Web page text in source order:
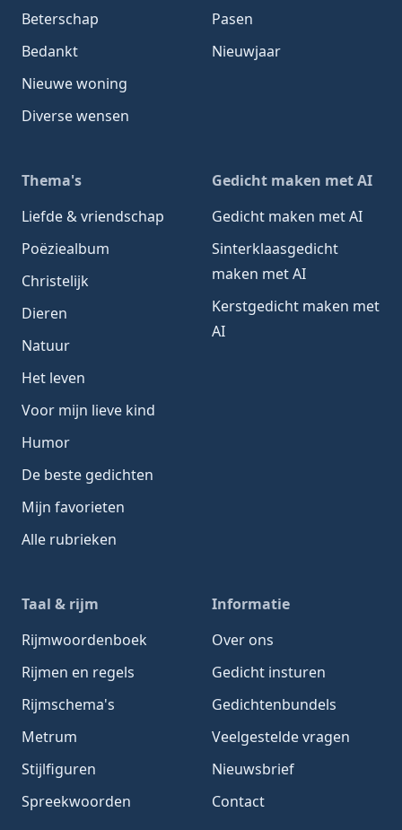
Beterschap
Bedankt
Nieuwe woning
Diverse wensen
Pasen
Nieuwjaar
Thema's
Liefde & vriendschap
Poëziealbum
Christelijk
Dieren
Natuur
Het leven
Voor mijn lieve kind
Humor
De beste gedichten
Mijn favorieten
Alle rubrieken
Gedicht maken met AI
Gedicht maken met AI
Sinterklaasgedicht
maken met AI
Kerstgedicht maken met
AI
Taal & rijm
Rijmwoordenboek
Rijmen en regels
Rijmschema's
Metrum
Stijlfiguren
Spreekwoorden
Informatie
Over ons
Gedicht insturen
Gedichtenbundels
Veelgestelde vragen
Nieuwsbrief
Contact